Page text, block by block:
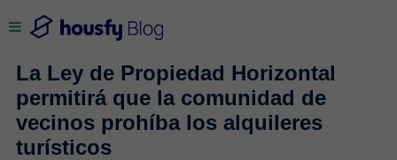
La Ley de Propiedad Horizontal
permitirá que la comunidad de
vecinos prohíba los alquileres
turísticos